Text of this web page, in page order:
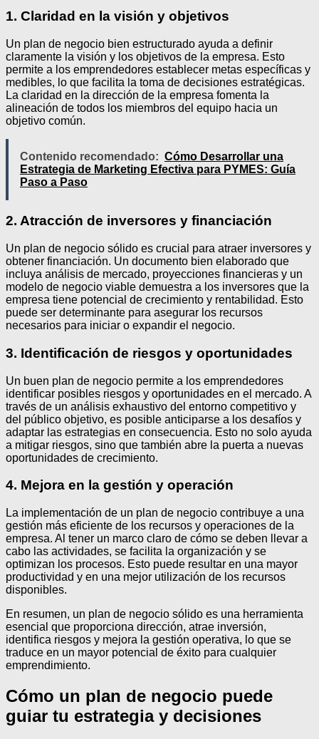
1. Claridad en la visión y objetivos
Un plan de negocio bien estructurado ayuda a definir
claramente la visión y los objetivos de la empresa. Esto
permite a los emprendedores establecer metas específicas y
medibles, lo que facilita la toma de decisiones estratégicas.
La claridad en la dirección de la empresa fomenta la
alineación de todos los miembros del equipo hacia un
objetivo común.
Contenido recomendado: Cómo Desarrollar una
Estrategia de Marketing Efectiva para PYMES: Guía
Paso a Paso
2. Atracción de inversores y financiación
Un plan de negocio sólido es crucial para atraer inversores y
obtener financiación. Un documento bien elaborado que
incluya análisis de mercado, proyecciones financieras y un
modelo de negocio viable demuestra a los inversores que la
empresa tiene potencial de crecimiento y rentabilidad. Esto
puede ser determinante para asegurar los recursos
necesarios para iniciar o expandir el negocio.
3. Identificación de riesgos y oportunidades
Un buen plan de negocio permite a los emprendedores
identificar posibles riesgos y oportunidades en el mercado. A
través de un análisis exhaustivo del entorno competitivo y
del público objetivo, es posible anticiparse a los desafíos y
adaptar las estrategias en consecuencia. Esto no solo ayuda
a mitigar riesgos, sino que también abre la puerta a nuevas
oportunidades de crecimiento.
4. Mejora en la gestión y operación
La implementación de un plan de negocio contribuye a una
gestión más eficiente de los recursos y operaciones de la
empresa. Al tener un marco claro de cómo se deben llevar a
cabo las actividades, se facilita la organización y se
optimizan los procesos. Esto puede resultar en una mayor
productividad y en una mejor utilización de los recursos
disponibles.
En resumen, un plan de negocio sólido es una herramienta
esencial que proporciona dirección, atrae inversión,
identifica riesgos y mejora la gestión operativa, lo que se
traduce en un mayor potencial de éxito para cualquier
emprendimiento.
Cómo un plan de negocio puede
guiar tu estrategia y decisiones